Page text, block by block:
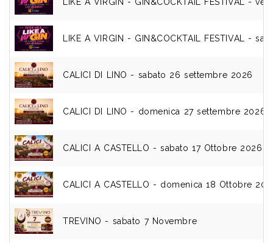
LIKE A VIRGIN - GIN&COCKTAIL FESTIVAL -
CALICI DI LINO - sabato 26 settembre 2026
CALICI DI LINO - domenica 27 settembre 2026
CALICI A CASTELLO - sabato 17 Ottobre 2026
CALICI A CASTELLO - domenica 18 Ottobre
TREVINO - sabato 7 Novembre